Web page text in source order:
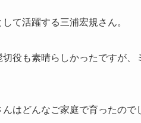
て活躍する三浦宏規さん。
切役も素晴らしかったですが
んはどんなご家庭で育ったので